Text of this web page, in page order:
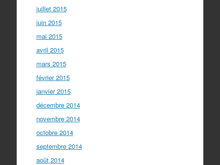
juillet 2015
juin 2015
mai 2015
avril 2015
mars 2015
février 2015
janvier 2015
décembre 2014
novembre 2014
octobre 2014
septembre 2014
août 2014